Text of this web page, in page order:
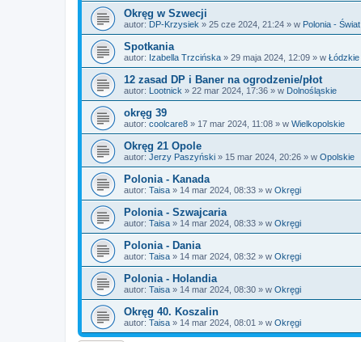
Okręg w Szwecji
autor: DP-Krzysiek » 25 cze 2024, 21:24 » w Polonia - Świat
Spotkania
autor: Izabella Trzcińska » 29 maja 2024, 12:09 » w Łódzkie
12 zasad DP i Baner na ogrodzenie/płot
autor: Lootnick » 22 mar 2024, 17:36 » w Dolnośląskie
okręg 39
autor: coolcare8 » 17 mar 2024, 11:08 » w Wielkopolskie
Okręg 21 Opole
autor: Jerzy Paszyński » 15 mar 2024, 20:26 » w Opolskie
Polonia - Kanada
autor: Taisa » 14 mar 2024, 08:33 » w Okręgi
Polonia - Szwajcaria
autor: Taisa » 14 mar 2024, 08:33 » w Okręgi
Polonia - Dania
autor: Taisa » 14 mar 2024, 08:32 » w Okręgi
Polonia - Holandia
autor: Taisa » 14 mar 2024, 08:30 » w Okręgi
Okręg 40. Koszalin
autor: Taisa » 14 mar 2024, 08:01 » w Okręgi